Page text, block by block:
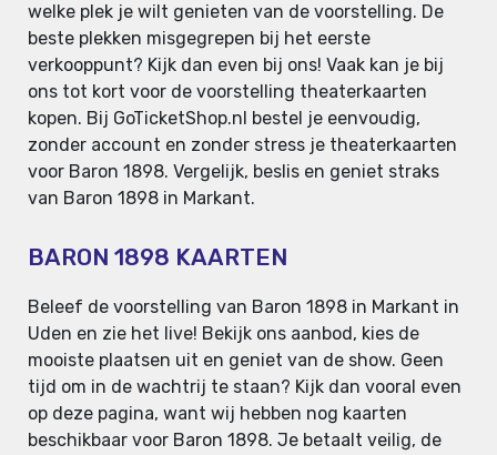
welke plek je wilt genieten van de voorstelling. De
beste plekken misgegrepen bij het eerste
verkooppunt? Kijk dan even bij ons! Vaak kan je bij
ons tot kort voor de voorstelling theaterkaarten
kopen. Bij GoTicketShop.nl bestel je eenvoudig,
zonder account en zonder stress je theaterkaarten
voor Baron 1898. Vergelijk, beslis en geniet straks
van Baron 1898 in Markant.
BARON 1898 KAARTEN
Beleef de voorstelling van Baron 1898 in Markant in
Uden en zie het live! Bekijk ons aanbod, kies de
mooiste plaatsen uit en geniet van de show. Geen
tijd om in de wachtrij te staan? Kijk dan vooral even
op deze pagina, want wij hebben nog kaarten
beschikbaar voor Baron 1898. Je betaalt veilig, de